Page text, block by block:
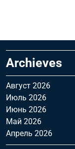
Archieves
Август 2026
Июль 2026
Июнь 2026
Май 2026
Апрель 2026